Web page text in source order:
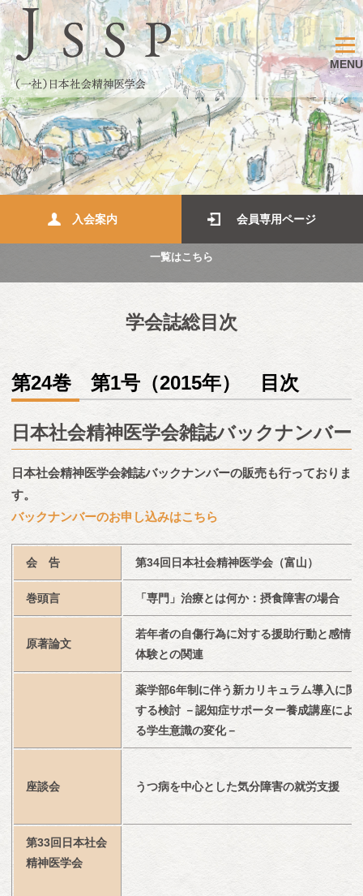
MENU
入会案内 会員専用ページ
一覧はこちら
学会誌総目次
第24巻 第1号（2015年） 目次
日本社会精神医学会雑誌バックナンバー
日本社会精神医学会雑誌バックナンバーの販売も行っておりま
す。
バックナンバーのお申し込みはこちら
会　告 第34回日本社会精神医学会（富山）
巻頭言 「専門」治療とは何か：摂食障害の場合
原著論文
若年者の自傷行為に対する援助行動と感情
体験との関連
薬学部6年制に伴う新カリキュラム導入に関
する検討 －認知症サポーター養成講座によ
る学生意識の変化－
座談会 うつ病を中心とした気分障害の就労支援
第33回日本社会
精神医学会